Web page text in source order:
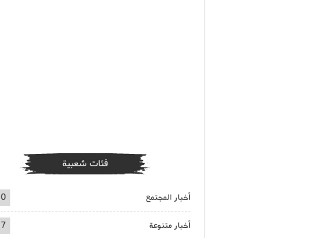
فئات شعبية
أخبار المجتمع
أخبار متنوعة